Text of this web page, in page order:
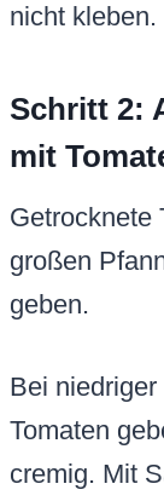
nicht kleben.
Schritt 2:
mit
Getrocknete
großen
geben.
Bei
Tomaten
cremig. Mit